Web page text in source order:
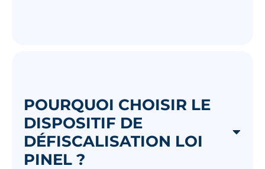
POURQUOI CHOISIR LE
DISPOSITIF DE
DÉFISCALISATION LOI
PINEL ?